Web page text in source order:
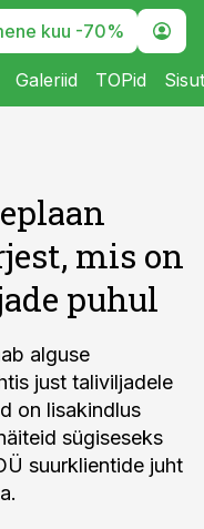
kuu -70%
Galeriid TOPid
mis on
puhul
alguse
just taliviljadele
on lisakindlus
sügiseseks
suurklientide juht